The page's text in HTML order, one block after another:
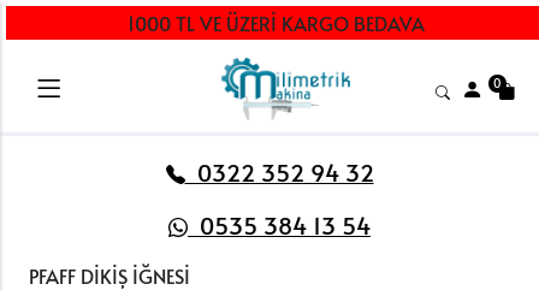
1000 TL VE ÜZERİ KARGO BEDAVA
0
0322 352 94 32
0535 384 13 54
PFAFF DİKİŞ İĞNESİ